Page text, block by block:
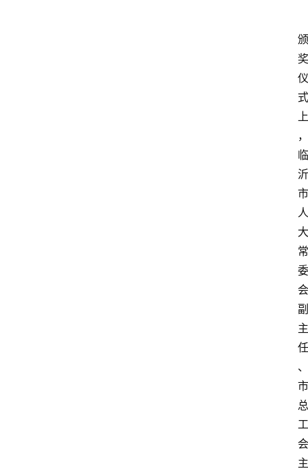
颁
奖
仪
式
上
，
临
沂
市
人
大
常
委
会
副
主
任
、
市
总
工
会
主